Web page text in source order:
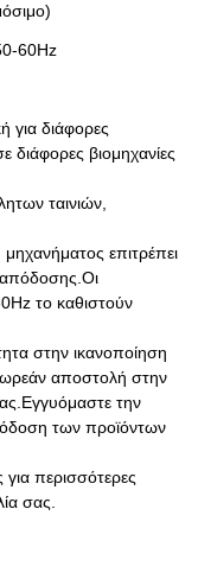
60Hz
για διάφορες
διάφορες βιομηχανίες
ταινιών,
επιτρέπει
απόδοσης.Οι
το καθιστούν
στην ικανοποίηση
αποστολή στην
την
των προϊόντων
περισσότερες
σας.